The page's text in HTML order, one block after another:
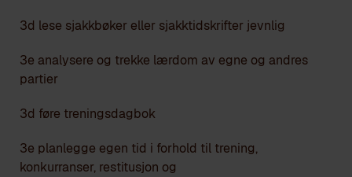
3d lese sjakkbøker eller sjakktidskrifter jevnlig
3e analysere og trekke lærdom av egne og andres
partier
3d føre treningsdagbok
3e planlegge egen tid i forhold til trening,
konkurranser, restitusjon og